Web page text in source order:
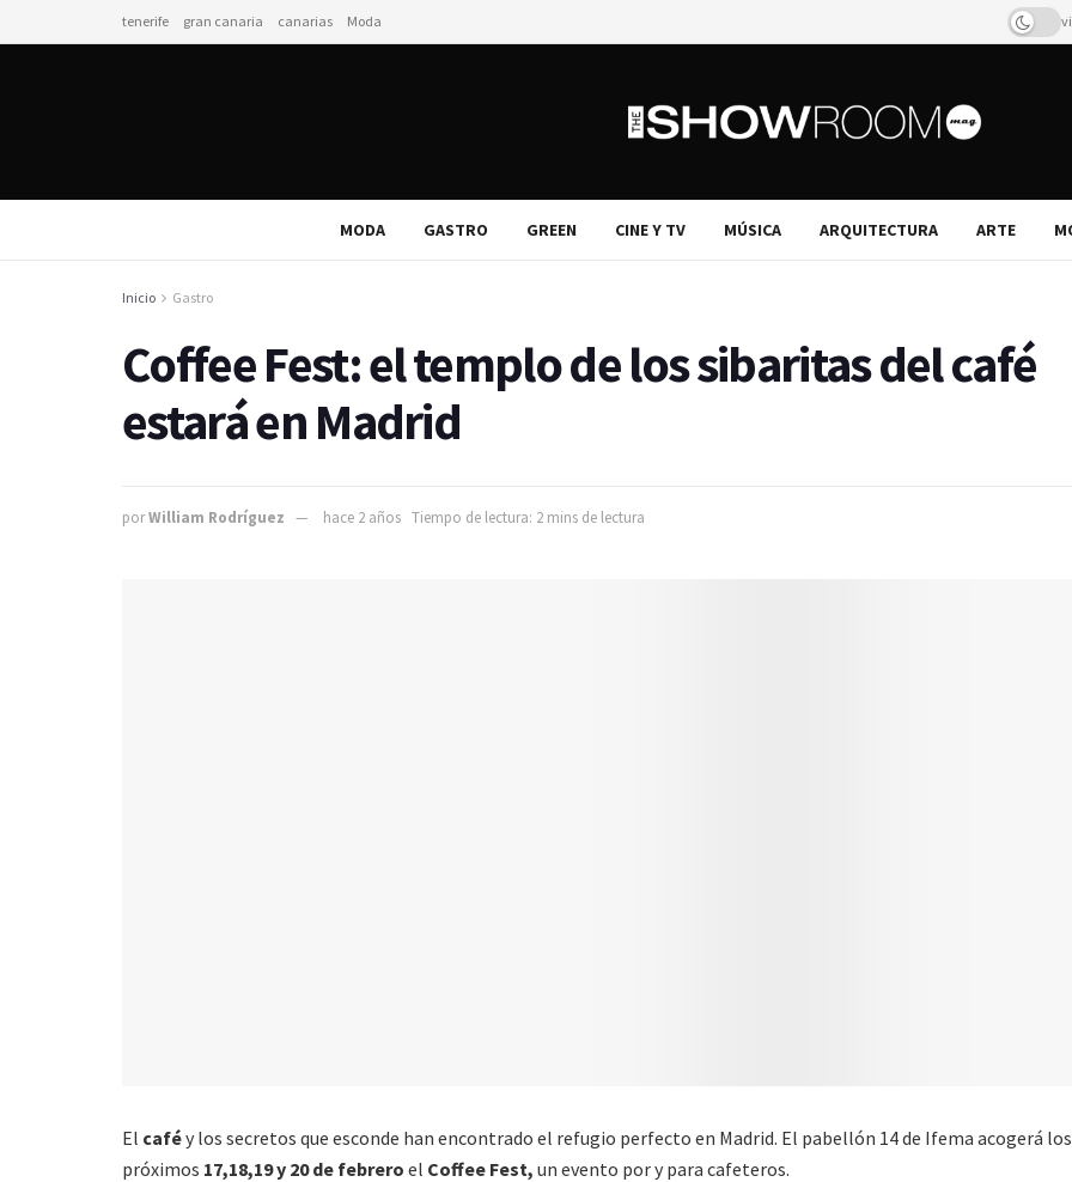
tenerife gran canaria canarias Moda
MODA GASTRO GREEN CINE Y TV MÚSICA ARQUITECTURA ARTE
Inicio Gastro
Coffee Fest: el templo de los sibaritas del café
estará en Madrid
porWilliam Rodríguez hace 2 años Tiempo de lectura: 2 mins de lectura
El caféy los secretos que esconde han encontrado el refugio perfecto en Madrid. El pabellón 14 de Ifema acogerá los
próximos 17,18,19 y 20 de febrero el Coffee Fest, un evento por y para cafeteros.